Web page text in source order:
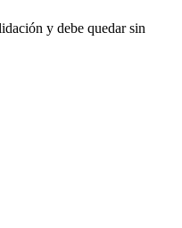
y debe quedar sin